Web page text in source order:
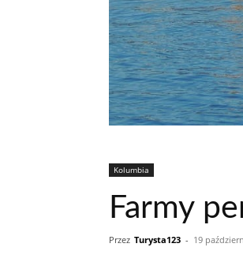
Kolumbia
Farmy
Przez Turysta123 - 19